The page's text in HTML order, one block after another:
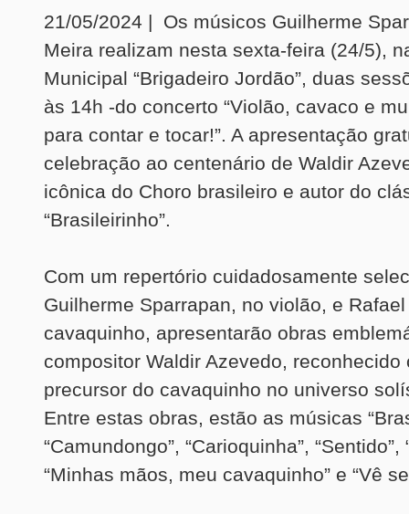
21/05/2024 | Os músicos Guilherme
Meira realizam nesta sexta-feira (24/5),
Municipal “Brigadeiro Jordão”, duas
às 14h -do concerto “Violão, cavaco e
para contar e tocar!”. A apresentação
celebração ao centenário de Waldir
icônica do Choro brasileiro e autor do
“Brasileirinho”.
Com um repertório cuidadosamente
Guilherme Sparrapan, no violão, e
cavaquinho, apresentarão obras
compositor Waldir Azevedo, reconhecido
precursor do cavaquinho no universo
Entre estas obras, estão as músicas
“Camundongo”, “Carioquinha”, “Sentido”,
“Minhas mãos, meu cavaquinho” e “Vê